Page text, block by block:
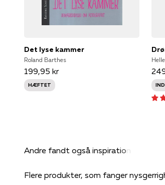
Det lyse kammer
Roland Barthes
199,95 kr
HÆFTET
Flere produkter, som fanger